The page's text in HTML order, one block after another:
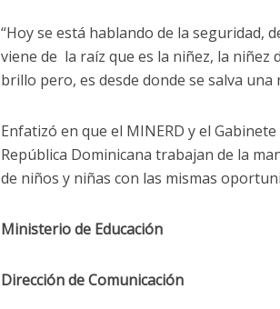
“Hoy se está hablando de la seguridad,
viene de la raíz que es la niñez, la
brillo pero, es desde donde se salva una
Enfatizó en que el MINERD y el
República Dominicana trabajan de la
de niños y niñas con las mismas
Ministerio de Educación
Dirección de Comunicación